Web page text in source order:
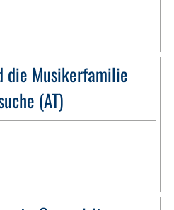
die Musikerfamilie
(AT)